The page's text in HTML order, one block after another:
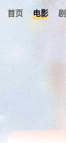
首页 电影